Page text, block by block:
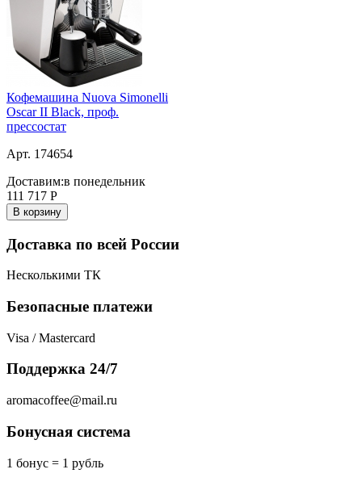
Кофемашина Nuova Simonelli
Oscar II Black, проф.
прессостат
Арт. 174654
Доставим:в понедельник
111 717 Р
В корзину
Доставка по всей России
Несколькими ТК
Безопасные платежи
Visa / Mastercard
Поддержка 24/7
aromacoffee@mail.ru
Бонусная система
1 бонус = 1 рубль